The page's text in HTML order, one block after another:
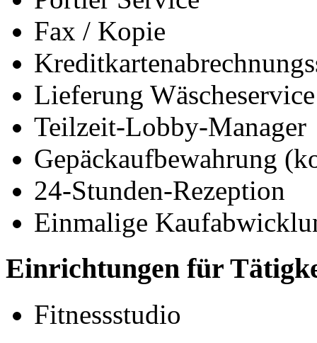
Fax / Kopie
Lieferung Wäscheservice
Teilzeit-Lobby-Manager
Gepäckaufbewahrung
24-Stunden-Rezeption
Einmalige
Einrichtungen für
Fitnessstudio